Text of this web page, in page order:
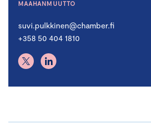
MAAHANMUUTTO
suvi.pulkkinen@chamber.fi
+358 50 404 1810